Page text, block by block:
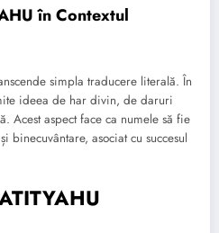
în Contextul
simpla traducere literală. În
ideea de har divin, de daruri
Acest aspect face ca numele să fie
binecuvântare, asociat cu succesul